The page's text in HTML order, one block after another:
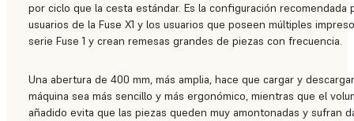
por ciclo que la cesta estándar. Es la configuración recomendada
usuarios de la Fuse X1 y los usuarios que poseen múltiples
serie Fuse 1 y crean remesas grandes de piezas con frecuencia.
Una abertura de 400 mm, más amplia, hace que cargar y
máquina sea más sencillo y más ergonómico, mientras que el
añadido evita que las piezas queden muy amontonadas y sufran